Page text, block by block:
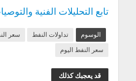
تابع التحليلات الفنية
الوسوم تداولات النفط
سعر
سعر النفط اليوم
قد يعجبك كذلك